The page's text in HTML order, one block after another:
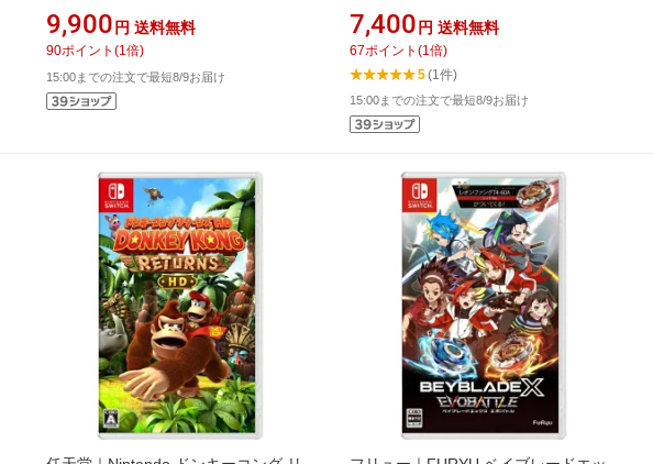
R for Nintendo Switch 特装版
【Switch】
9,900 円 送料無料
90ポイント (1 倍)
15:00までの注文で最短8/9お届け
7,400 円 送料無料
67ポイント (1 倍)
5(1件)
15:00までの注文で最短8/9お届け